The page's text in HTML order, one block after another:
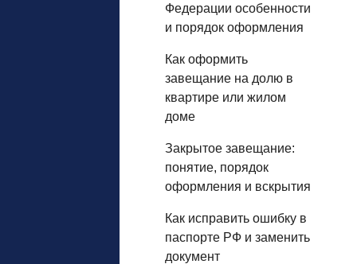
Федерации особенности
и порядок оформления
Как оформить
завещание на долю в
квартире или жилом
доме
Закрытое завещание:
понятие, порядок
оформления и вскрытия
Как исправить ошибку в
паспорте РФ и заменить
документ